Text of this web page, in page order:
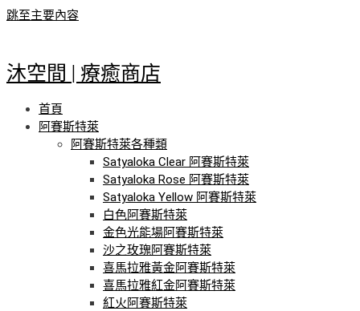
跳至主要內容
沐空間 | 療癒商店
首頁
阿賽斯特萊
阿賽斯特萊各種類
Satyaloka Clear 阿賽斯特萊
Satyaloka Rose 阿賽斯特萊
Satyaloka Yellow 阿賽斯特萊
白色阿賽斯特萊
金色光能場阿賽斯特萊
沙之玫瑰阿賽斯特萊
喜馬拉雅黃金阿賽斯特萊
喜馬拉雅紅金阿賽斯特萊
紅火阿賽斯特萊